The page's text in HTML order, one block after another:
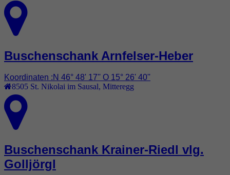
Buschenschank Arnfelser-Heber
Koordinaten :N 46° 48' 17'' O 15° 26' 40''
8505 St. Nikolai im Sausal, Mitteregg
Buschenschank Krainer-Riedl vlg.
Golljörgl